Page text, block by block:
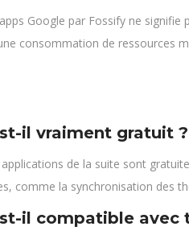
Google par Fossify ne
consommation de ressources
il vraiment gratuit ?
de la suite sont
comme la synchronisation des
il compatible avec